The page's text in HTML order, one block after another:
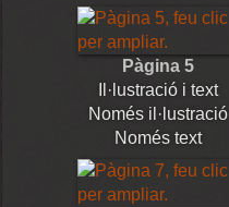
Pàgina 5
Il·lustració i text
Només il·lustració
Només text